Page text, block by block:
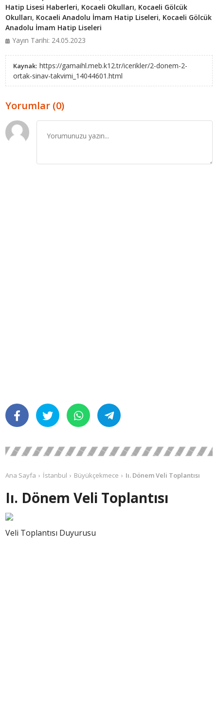
Hatip Lisesi Haberleri, Kocaeli Okulları, Kocaeli Gölcük
Okulları, Kocaeli Anadolu İmam Hatip Liseleri, Kocaeli Gölcük
Anadolu İmam Hatip Liseleri
Yayın Tarihi: 24.05.2023
Kaynak: https://gamaihl.meb.k12.tr/icerikler/2-donem-2-
ortak-sinav-takvimi_14044601.html
Yorumlar (0)
Ana Sayfa İstanbul Büyükçekmece Iı. Dönem Veli Toplantısı
Iı. Dönem Veli Toplantısı
Veli Toplantısı Duyurusu